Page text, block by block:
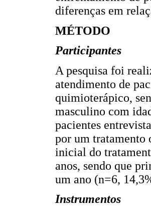
diferenças em
MÉTODO
Participantes
A pesquisa foi
atendimento de
quimioterápico,
masculino com
pacientes
por um tratamento
inicial do
anos, sendo que
um ano (n=6,
Instrumentos